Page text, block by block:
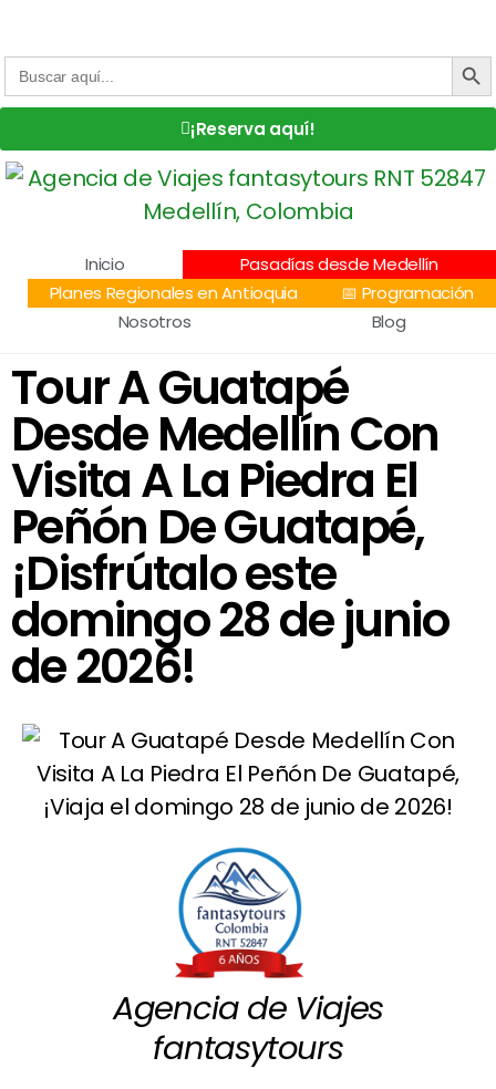
Buscar: BOTÓN
¡Reserva aquí!
Inicio
Pasadías desde Medellín
Planes Regionales en Antioquia
📅 Programación
Nosotros
Blog
Tour A Guatapé
Desde Medellín Con
Visita A La Piedra El
Peñón De Guatapé,
¡Disfrútalo este
domingo 28 de junio
de 2026!
Agencia de Viajes
fantasytours